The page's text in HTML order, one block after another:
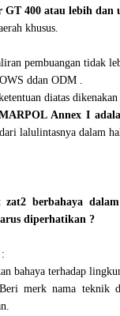
400 atau lebih dan
khusus.
pembuangan tidak
ddan ODM .
diatas dikenakan
Annex I
lalulintasnya dalam
zat2 berbahaya
diperhatikan ?
bahaya terhadap
merk nama teknik